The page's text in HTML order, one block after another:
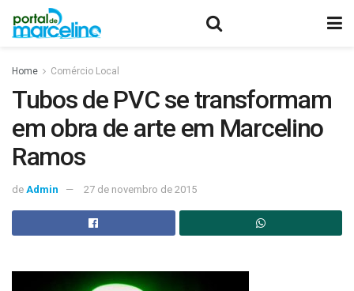
Home Comércio Local
Tubos de PVC se transformam
em obra de arte em Marcelino
Ramos
de Admin 27 de novembro de 2015